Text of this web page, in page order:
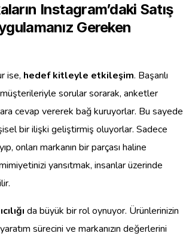
Instagram’daki Satış
Gereken
ise, hedef kitleyle etkileşim. Başarılı
sorular sorarak, anketler
cevap vererek bağ kuruyorlar. Bu sayede
bir ilişki geliştirmiş oluyorlar. Sadece
onları markanın bir parçası haline
yansıtmak, insanlar üzerinde
da büyük bir rol oynuyor. Ürünlerinizin
sürecini ve markanızın değerlerini